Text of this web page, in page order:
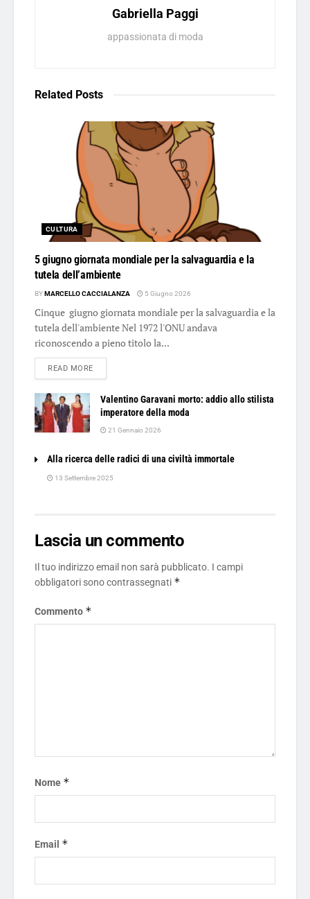
Gabriella Paggi
appassionata di moda
Related Posts
CULTURA
5 giugno giornata mondiale per la salvaguardia e la
tutela dell’ambiente
BYMARCELLO CACCIALANZA 5 Giugno 2026
Cinque giugno giornata mondiale per la salvaguardia e la
tutela dell'ambiente Nel 1972 l'ONU andava
riconoscendo a pieno titolo la...
READ MOREDETAILS
Valentino Garavani morto: addio allo stilista
imperatore della moda
21 Gennaio 2026
Alla ricerca delle radici di una civiltà immortale
13 Settembre 2025
Lascia un commento
Il tuo indirizzo email non sarà pubblicato. I campi
obbligatori sono contrassegnati *
Commento *
Nome *
Email *